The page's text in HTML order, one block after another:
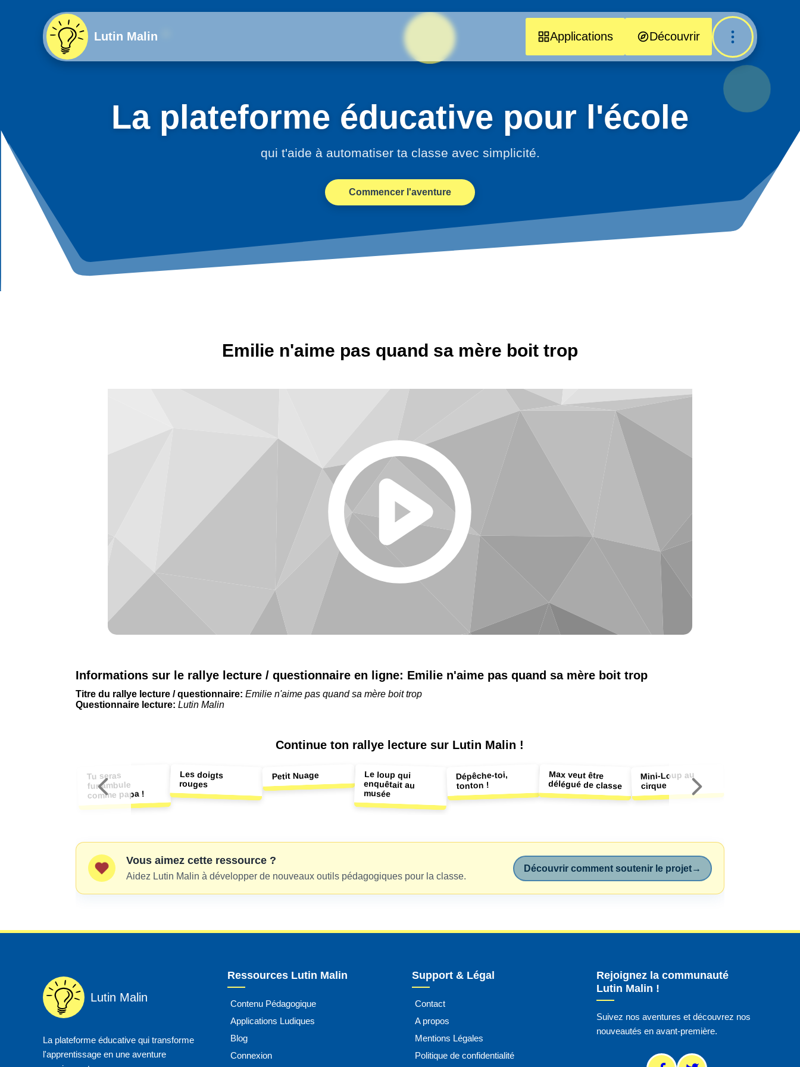
Lutin Malin Applications Découvrir
La plateforme éducative pour l'école
qui t'aide à automatiser ta classe avec simplicité.
Commencer l'aventure
Emilie n'aime pas quand sa mère boit trop
Informations sur le rallye lecture / questionnaire en ligne: Emilie n'aime pas quand sa mère boit trop
Titre du rallye lecture / questionnaire: Emilie n'aime pas quand sa mère boit trop
Questionnaire lecture: Lutin Malin
Continue ton rallye lecture sur Lutin Malin !
Tu seras
funambule
comme papa !
Les doigts
rouges
Petit Nuage Le loup qui
enquêtait au
musée
Dépêche-toi,
tonton !
Max veut être
délégué de classe
Mini-Loup au
cirque
Vous aimez cette ressource ?
Aidez Lutin Malin à développer de nouveaux outils pédagogiques pour la classe.
Découvrir comment soutenir le projet→
Lutin Malin
La plateforme éducative qui transforme
l'apprentissage en une aventure
Ressources Lutin Malin
Contenu Pédagogique
Applications Ludiques
Blog
Connexion
Support & Légal
Contact
A propos
Mentions Légales
Politique de confidentialité
Rejoignez la communauté
Lutin Malin !
Suivez nos aventures et découvrez nos
nouveautés en avant-première.